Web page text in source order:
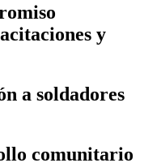
y
a soldadores
comunitario